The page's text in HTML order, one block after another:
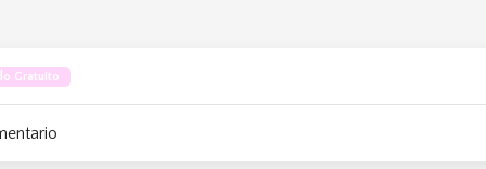
Gratuito